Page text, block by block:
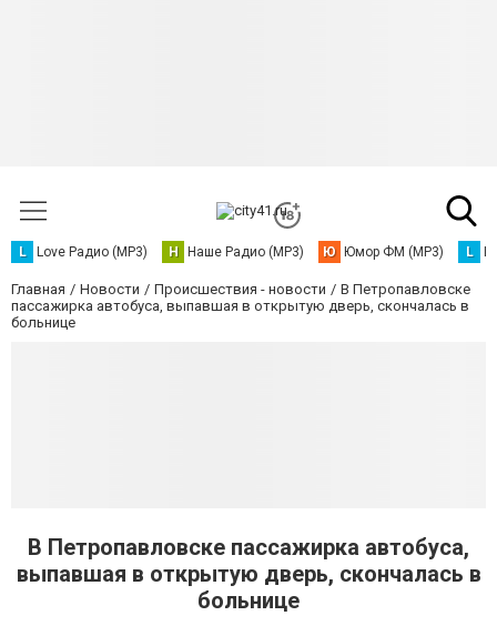
L Love Радио (MP3) Н Наше Радио (MP3) Ю Юмор ФМ (MP3) L
Главная Новости Происшествия - новости
В Петропавловске
пассажирка автобуса, выпавшая в открытую дверь, скончалась в
больнице
В Петропавловске пассажирка автобуса,
выпавшая в открытую дверь, скончалась в
больнице